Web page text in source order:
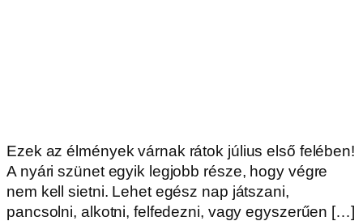
Ezek az élmények várnak rátok július első felében!
A nyári szünet egyik legjobb része, hogy végre
nem kell sietni. Lehet egész nap játszani,
pancsolni, alkotni, felfedezni, vagy egyszerűen […]